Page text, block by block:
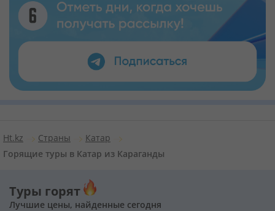
Ht.kz Страны
Катар
Горящие туры в Катар из Караганды
Туры горят
Лучшие цены, найденные сегодня